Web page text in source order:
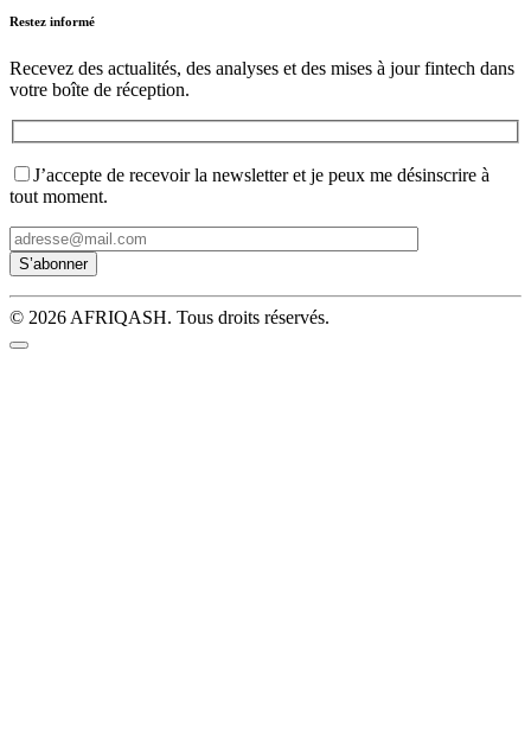
Restez informé
Recevez des actualités, des analyses et des mises à jour fintech dans
votre boîte de réception.
J’accepte de recevoir la newsletter et je peux me désinscrire à
tout moment.
© 2026 AFRIQASH. Tous droits réservés.